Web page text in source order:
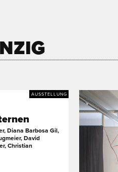
AUSSTELLUNG
Diana Barbosa Gil,
David
Christian